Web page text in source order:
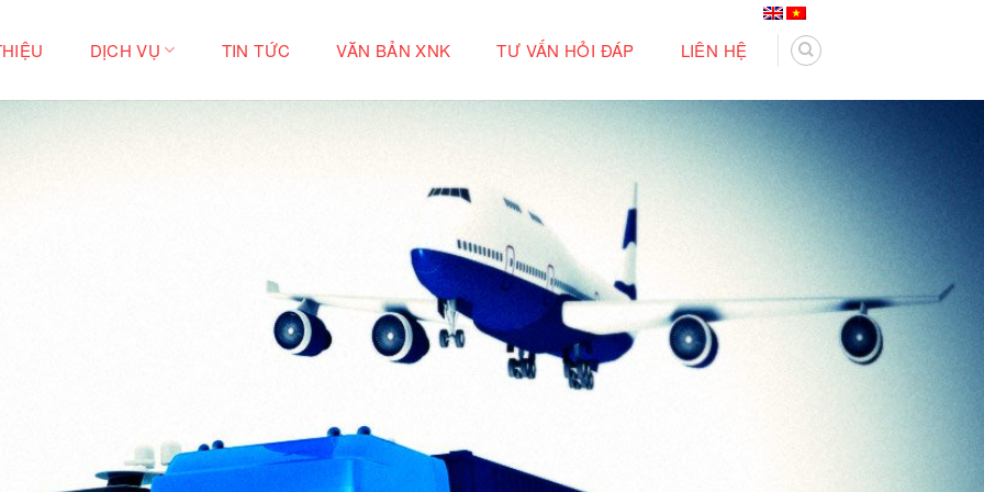
DỊCH VỤ TIN TỨC VĂN BẢN XNK TƯ VẤN HỎI ĐÁP LIÊN HỆ